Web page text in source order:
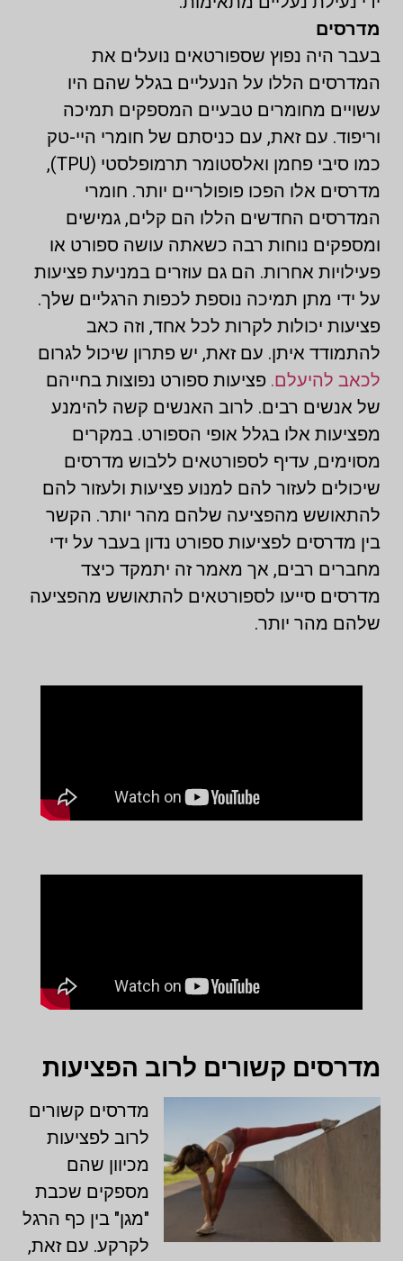
מדרסים
בעבר היה נפוץ שספורטאים נועלים את
המדרסים הללו על הנעליים בגלל שהם היו
עשויים מחומרים טבעיים המספקים תמיכה
וריפוד. עם זאת, עם כניסתם של חומרי היי-טק
כמו סיבי פחמן ואלסטומר תרמופלסטי (TPU),
מדרסים אלו הפכו פופולריים יותר. חומרי
המדרסים החדשים הללו הם קלים, גמישים
ומספקים נוחות רבה כשאתה עושה ספורט או
פעילויות אחרות. הם גם עוזרים במניעת פציעות
על ידי מתן תמיכה נוספת לכפות הרגליים שלך.
פציעות יכולות לקרות לכל אחד, וזה כאב
להתמודד איתן. עם זאת, יש פתרון שיכול לגרום
לכאב להיעלם. פציעות ספורט נפוצות בחייהם
של אנשים רבים. לרוב האנשים קשה להימנע
מפציעות אלו בגלל אופי הספורט. במקרים
מסוימים, עדיף לספורטאים ללבוש מדרסים
שיכולים לעזור להם למנוע פציעות ולעזור להם
להתאושש מהפציעה שלהם מהר יותר. הקשר
בין מדרסים לפציעות ספורט נדון בעבר על ידי
מחברים רבים, אך מאמר זה יתמקד כיצד
מדרסים סייעו לספורטאים להתאושש מהפציעה
שלהם מהר יותר.
מדרסים קשורים לרוב הפציעות
מדרסים קשורים
לרוב לפציעות
מכיוון שהם
מספקים שכבת
"מגן" בין כף הרגל
לקרקע. עם זאת,